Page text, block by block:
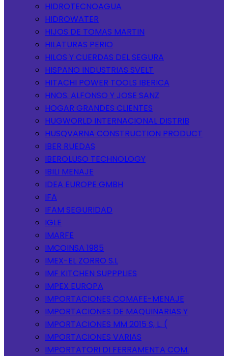
HIDROTECNOAGUA
HIDROWATER
HIJOS DE TOMAS MARTIN
HILATURAS PERIO
HILOS Y CUERDAS DEL SEGURA
HISPANO INDUSTRIAS SVELT
HITACHI POWER TOOLS IBERICA
HNOS. ALFONSO Y JOSE SANZ
HOGAR GRANDES CLIENTES
HUGWORLD INTERNACIONAL DISTRIB
HUSQVARNA CONSTRUCTION PRODUCT
IBER RUEDAS
IBEROLUSO TECHNOLOGY
IBILI MENAJE
IDEA EUROPE GMBH
IFA
IFAM SEGURIDAD
IGLE
IMARFE
IMCOINSA 1985
IMEX-EL ZORRO S.L
IMF KITCHEN SUPPPLIES
IMPEX EUROPA
IMPORTACIONES COMAFE-MENAJE
IMPORTACIONES DE MAQUINARIAS Y
IMPORTACIONES MM 2015 S, L. (
IMPORTACIONES VARIAS
IMPORTATORI DI FERRAMENTA COM.